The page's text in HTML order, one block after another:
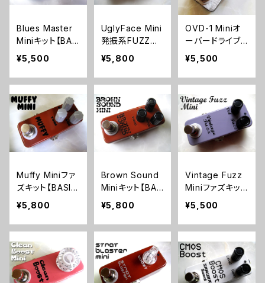
Blues Master
Miniキット【BAS
IC KIT1】
¥5,500
UglyFace Mini
発振系FUZZキ
ット【BASIC KI
T】
¥5,800
OVD-1 Miniオ
ーバードライブ
キット【BASIC K
IT】
¥5,500
Muffy Miniファ
ズキット【BASIC
KIT】
¥5,800
Brown Sound
Miniキット【BAS
IC KIT】
¥5,800
Vintage Fuzz
Miniファズキット
【BASIC KIT】
¥5,500